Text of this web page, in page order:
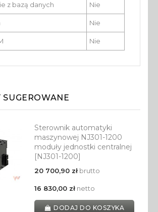
z bazą danych Nie
Nie
Nie
SUGEROWANE
Sterownik automatyki
maszynowej NJ301-1200
moduły jednostki centralnej
[NJ301-1200]
20 700,90 złbrutto
16 830,00 złnetto
DODAJ DO KOSZYKA